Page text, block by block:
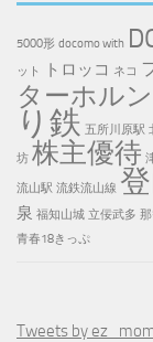
5000形 docomo with
ット
トロッコ ネコ
ターホルン
り鉄 五所川原駅
坊 株主優待
流山駅 流鉄流山線
泉 福知山城 立佞武多
青春18きっぷ
Tweets by